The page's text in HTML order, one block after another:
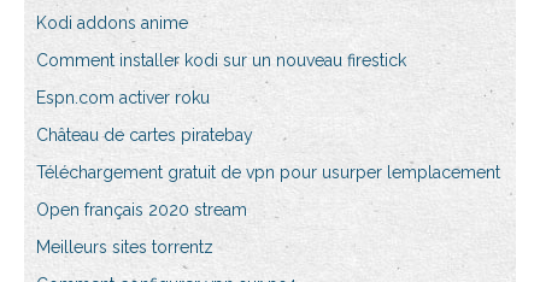
Kodi addons anime
Comment installer kodi sur un nouveau firestick
Espn.com activer roku
Château de cartes piratebay
Téléchargement gratuit de vpn pour usurper lemplacement
Open français 2020 stream
Meilleurs sites torrentz